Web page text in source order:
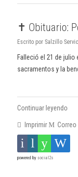
✝️ Obituario:
Escrito por Salzillo
Falleció el 21 de
sacramentos y la
Continuar leyendo
Imprimir
powered by social2s